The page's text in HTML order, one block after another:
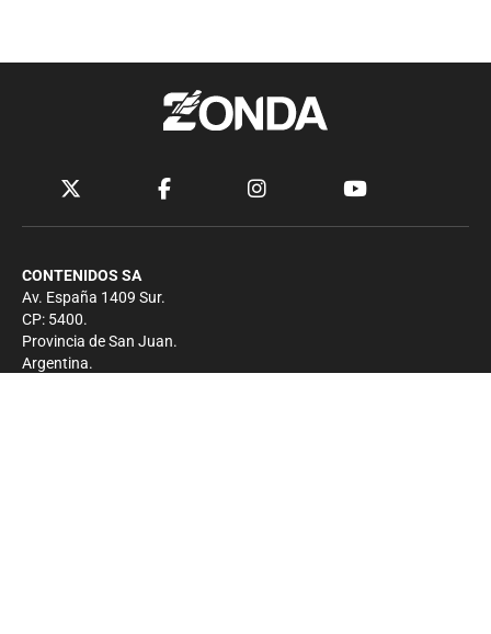
CONTENIDOS SA
Av. España 1409 Sur.
CP: 5400.
Provincia de San Juan.
Argentina.